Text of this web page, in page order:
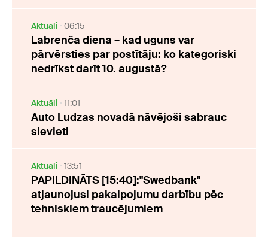
Aktuāli 06:15
Labrenča diena – kad uguns var
pārvērsties par postītāju: ko kategoriski
nedrīkst darīt 10. augustā?
Aktuāli 11:01
Auto Ludzas novadā nāvējoši sabrauc
sievieti
Aktuāli 13:51
PAPILDINĀTS [15:40]:"Swedbank"
atjaunojusi pakalpojumu darbību pēc
tehniskiem traucējumiem